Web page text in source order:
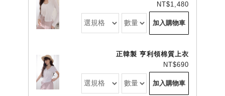
NT$1,480
加入購物車
正韓製 亨利領棉質上衣
NT$690
加入購物車